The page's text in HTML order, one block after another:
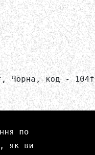
Чорна, код - 104f
по
як ви